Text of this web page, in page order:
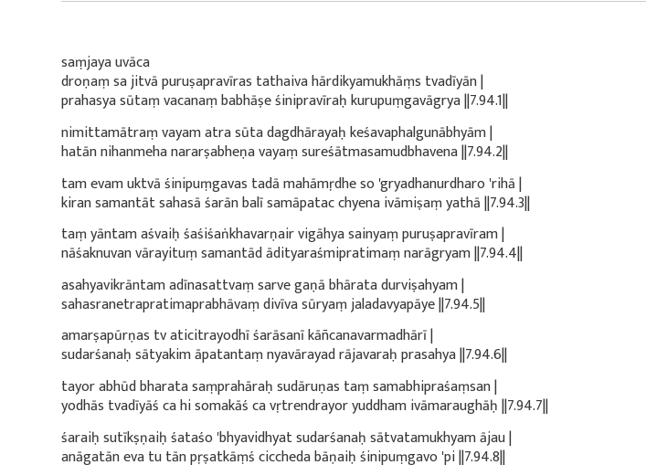
saṃjaya uvāca
droṇaṃ sa jitvā puruṣapravīras tathaiva hārdikyamukhāṃs tvadīyān |
prahasya sūtaṃ vacanaṃ babhāṣe śinipravīraḥ kurupuṃgavāgrya ||7.94.1||
nimittamātraṃ vayam atra sūta dagdhārayaḥ keśavaphalgunābhyām |
hatān nihanmeha nararṣabheṇa vayaṃ sureśātmasamudbhavena ||7.94.2||
tam evam uktvā śinipuṃgavas tadā mahāmṛdhe so 'gryadhanurdharo 'rihā |
kiran samantāt sahasā śarān balī samāpatac chyena ivāmiṣaṃ yathā ||7.94.3||
taṃ yāntam aśvaiḥ śaśiśaṅkhavarṇair vigāhya sainyaṃ puruṣapravīram |
nāśaknuvan vārayituṃ samantād ādityaraśmipratimaṃ narāgryam ||7.94.4||
asahyavikrāntam adīnasattvaṃ sarve gaṇā bhārata durviṣahyam |
sahasranetrapratimaprabhāvaṃ divīva sūryaṃ jaladavyapāye ||7.94.5||
amarṣapūrṇas tv aticitrayodhī śarāsanī kāñcanavarmadhārī |
sudarśanaḥ sātyakim āpatantaṃ nyavārayad rājavaraḥ prasahya ||7.94.6||
tayor abhūd bharata saṃprahāraḥ sudāruṇas taṃ samabhipraśaṃsan |
yodhās tvadīyāś ca hi somakāś ca vṛtrendrayor yuddham ivāmaraughāḥ ||7.94.7||
śaraiḥ sutīkṣṇaiḥ śataśo 'bhyavidhyat sudarśanaḥ sātvatamukhyam ājau |
anāgatān eva tu tān pṛṣatkāṃś ciccheda bāṇaiḥ śinipuṃgavo 'pi ||7.94.8||